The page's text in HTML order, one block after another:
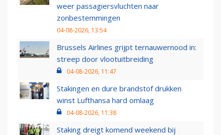
weer passagiersvluchten naar
zonbestemmingen
04-08-2026, 13:54
Brussels Airlines grijpt ternauwernood in:
streep door vlootuitbreiding
04-08-2026, 11:47
Stakingen en dure brandstof drukken
winst Lufthansa hard omlaag
04-08-2026, 11:38
Staking dreigt komend weekend bij